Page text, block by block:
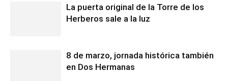
La puerta original de la Torre de los
Herberos sale a la luz
8 de marzo, jornada histórica también
en Dos Hermanas